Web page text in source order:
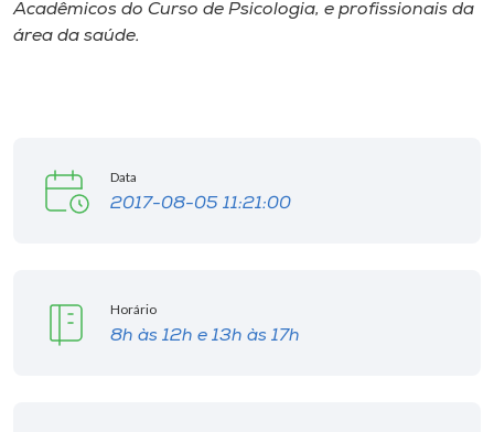
Acadêmicos do Curso de Psicologia, e profissionais da
área da saúde.
Data
2017-08-05 11:21:00
Horário
8h às 12h e 13h às 17h